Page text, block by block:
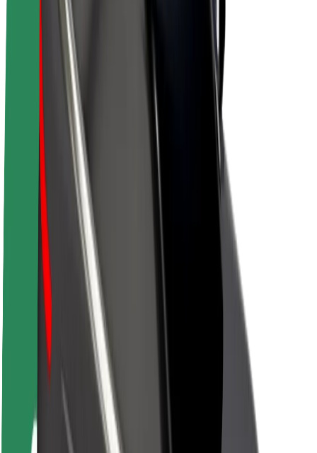
Comercios de Bolt Food
Flotas
Franquicias
Empresa
Trabaja con nosotros
Acerca de Bolt
Sostenibilidad en Bolt
Project Zero
Blog
Sala de prensa
Directrices de la marca
Misión
Relación con inversores
Liderazgo
Fondo Urbano
Seguridad